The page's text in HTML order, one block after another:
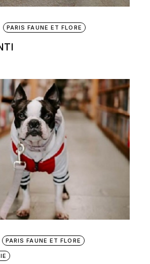
PARIS FAUNE ET FLORE
PARIS FAUNE ET FLORE